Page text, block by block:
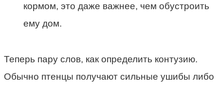
кормом, это даже важнее, чем обустроить
ему дом.
Теперь пару слов, как определить контузию.
Обычно птенцы получают сильные ушибы либо